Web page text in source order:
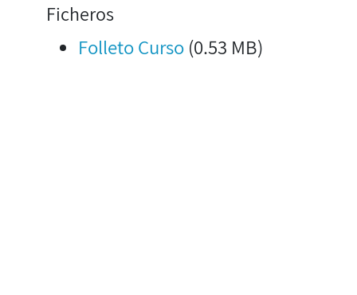
Ficheros
Folleto Curso (0.53 MB)